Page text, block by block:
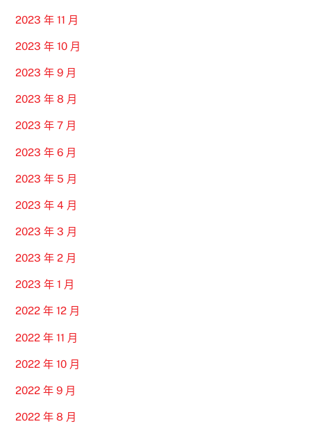
2023 年 11 月
2023 年 10 月
2023 年 9 月
2023 年 8 月
2023 年 7 月
2023 年 6 月
2023 年 5 月
2023 年 4 月
2023 年 3 月
2023 年 2 月
2023 年 1 月
2022 年 12 月
2022 年 11 月
2022 年 10 月
2022 年 9 月
2022 年 8 月